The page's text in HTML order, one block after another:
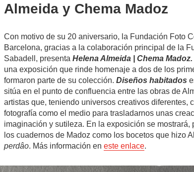
Almeida y Chema Madoz
Con motivo de su 20 aniversario, la Fundación Foto
Barcelona, gracias a la colaboración principal de la
Sabadell, presentaHelena Almeida | Chema
una exposición que rinde homenaje a dos de los
formaron parte de su colección.Diseños habitados
sitúa en el punto de confluencia entre las obras de
artistas que, teniendo universos creativos diferentes,
fotografía como el medio para trasladarnos unas
imaginación y sutileza. En la exposición se mostrará,
los cuadernos de Madoz como los bocetos que hizo
perdâo. Más información eneste enlace.